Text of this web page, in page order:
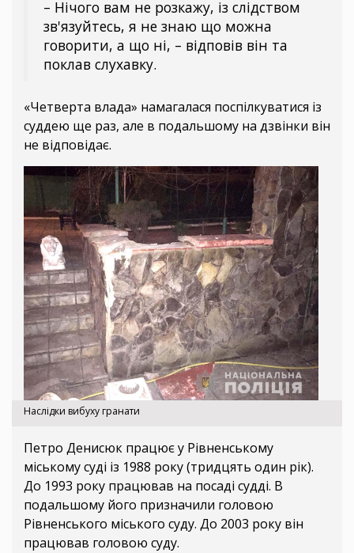
– Нічого вам не розкажу, із слідством
зв'язуйтесь, я не знаю що можна
говорити, а що ні, – відповів він та
поклав слухавку.
«Четверта влада» намагалася поспілкуватися із
суддею ще раз, але в подальшому на дзвінки він
не відповідає.
Наслідки вибуху гранати
Петро Денисюк працює у Рівненському
міському суді із 1988 року (тридцять один рік).
До 1993 року працював на посаді судді. В
подальшому його призначили головою
Рівненського міського суду. До 2003 року він
працював головою суду.